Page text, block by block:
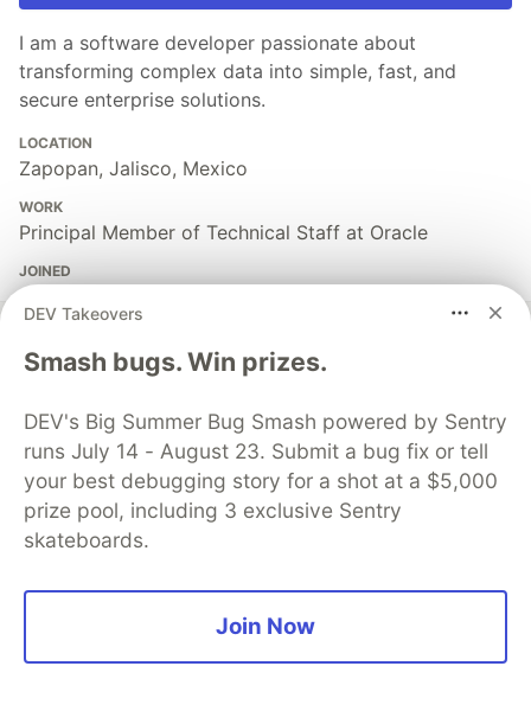
I am a software developer passionate about
transforming complex data into simple, fast, and
secure enterprise solutions.
LOCATION
Zapopan, Jalisco, Mexico
WORK
Principal Member of Technical Staff at Oracle
JOINED
More from Vinny Jiménez
Universal Theme Secrets: Advanced Customization in
Oracle APEX
oracleapex # universaltheme css frontend
Case Study: Building a High-Performance Automated
#oracleapex #casestudy #enterprisearchitecture
DEV Takeovers
Smash bugs. Win prizes.
DEV's Big Summer Bug Smash powered by Sentry
runs July 14 - August 23. Submit a bug fix or tell
your best debugging story for a shot at a $5,000
prize pool, including 3 exclusive Sentry
skateboards.
Join Now